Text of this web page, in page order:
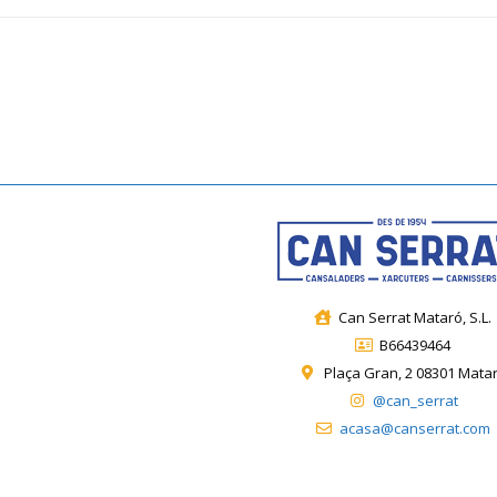
Can Serrat Mataró, S.L.
B66439464
Plaça Gran, 2 08301
@can_serrat
acasa@canserrat.com